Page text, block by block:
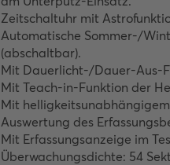
Zeitschaltuhr mit
Automatische Sommer-/
(abschaltbar).
Mit Dauerlicht-/Dauer-Aus-
Mit Teach-in-Funktion der
Mit
Auswertung des
Mit Erfassungsanzeige im
Überwachungsdichte: 54